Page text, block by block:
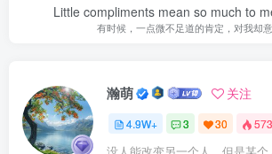
Little compliments mean so much to
有时候，一点微不足道的肯定，对我却
瀚萌 关注
4.9W+ 3 30